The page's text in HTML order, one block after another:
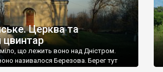
Церква та
цвинтар
що лежить воно над Дністром.
називалося Березова. Берег тут